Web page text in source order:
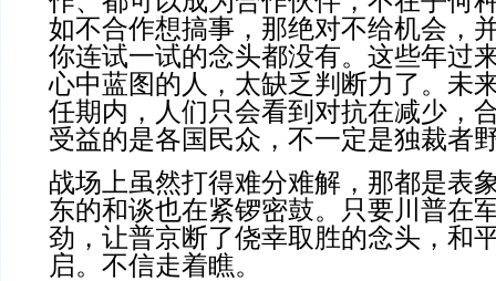
如不合作想搞事，那绝对不给机会，
你连试一试的念头都没有。这些年过
心中蓝图的人，太缺乏判断力了。未
任期内，人们只会看到对抗在减少，
受益的是各国民众，不一定是独裁者
战场上虽然打得难分难解，那都是表
东的和谈也在紧锣密鼓。只要川普在
劲，让普京断了侥幸取胜的念头，和
启。不信走着瞧。